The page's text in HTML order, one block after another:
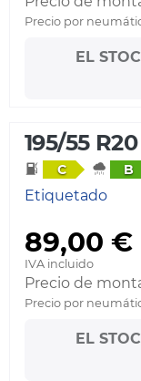
Precio por
EL
195/55
C B
Etiquetado
89,00 €
IVA incluido
Precio de
Precio por
EL